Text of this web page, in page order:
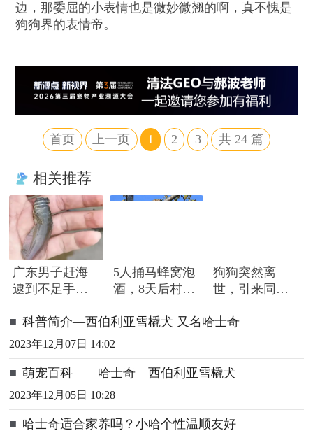
边，那委屈的小表情也是微妙微翘的啊，真不愧是
狗狗界的表情帝。
首页 上一页 1 2 3 共24 篇
相关推荐
广东男子赶海
逮到不足手指
隆起像奥特曼
5人捅马蜂窝泡
酒，8天后村民
狗狗突然离
世，引来同伴
只小狗尿都没
■ 科普简介—西伯利亚雪橇犬 又名哈士奇
2023年12月07日 14:02
■ 萌宠百科——哈士奇—西伯利亚雪橇犬
2023年12月05日 10:28
■ 哈士奇适合家养吗？小哈个性温顺友好